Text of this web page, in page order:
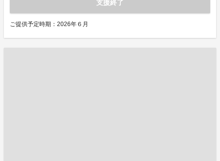
支援終了
ご提供予定時期：2026年６月